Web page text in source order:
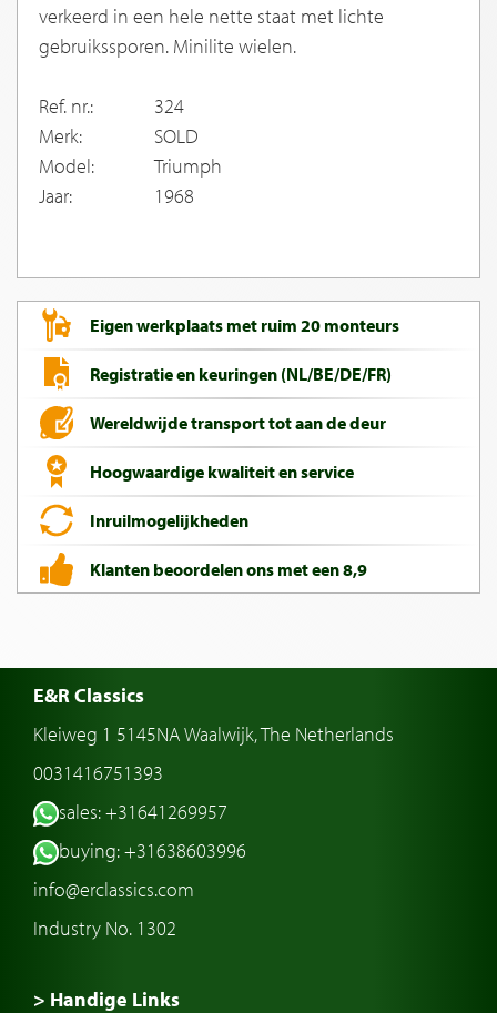
verkeerd in een hele nette staat met lichte
gebruikssporen. Minilite wielen.
Ref. nr.:
324
Merk:
SOLD
Model:
Triumph
Jaar:
1968
Eigen werkplaats met ruim 20 monteurs
Registratie en keuringen (NL/BE/DE/FR)
Wereldwijde transport tot aan de deur
Hoogwaardige kwaliteit en service
Inruilmogelijkheden
Klanten beoordelen ons met een 8,9
E&R Classics
Kleiweg 1 5145NA Waalwijk, The Netherlands
0031416751393
sales: +31641269957
buying: +31638603996
info@erclassics.com
Industry No. 1302
> Handige Links